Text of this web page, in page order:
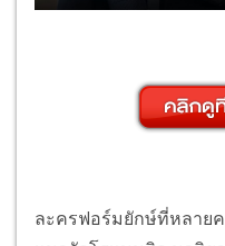
ละครฟอร์มยักษ์ที่หลาย